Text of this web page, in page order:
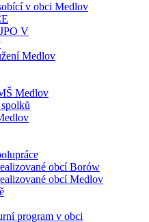
v obci Medlov
V
Medlov
Medlov
obcí Borów
obcí Medlov
program v obci